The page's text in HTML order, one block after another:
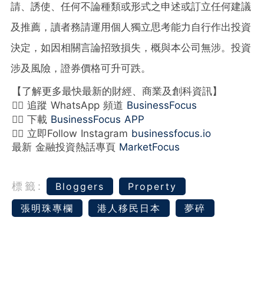
請、誘使、任何不論種類或形式之申述或訂立任何建議
及推薦，讀者務請運用個人獨立思考能力自行作出投資
決定，如因相關言論招致損失，概與本公司無涉。投資
涉及風險，證券價格可升可跌。
【了解更多最快最新的財經、商業及創科資訊】
👉🏻 追蹤 WhatsApp 頻道 BusinessFocus
👉🏻 下載 BusinessFocus APP
👉🏻 立即Follow Instagram businessfocus.io
最新 金融投資熱話專頁 MarketFocus
標籤: Bloggers
Property
張明珠專欄
港人移民日本 夢碎